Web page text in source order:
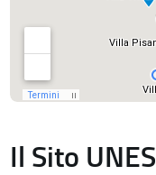
Il Sito